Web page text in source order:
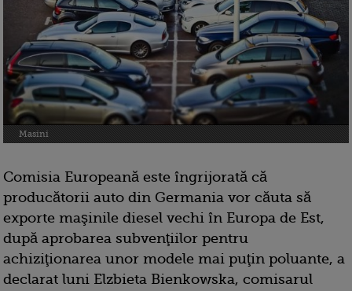
Masini
Comisia Europeană este îngrijorată că
producătorii auto din Germania vor căuta să
exporte maşinile diesel vechi în Europa de Est,
după aprobarea subvenţiilor pentru
achiziţionarea unor modele mai puţin poluante, a
declarat luni Elzbieta Bienkowska, comisarul